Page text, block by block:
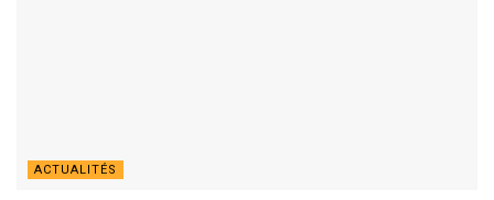
ACTUALITÉS